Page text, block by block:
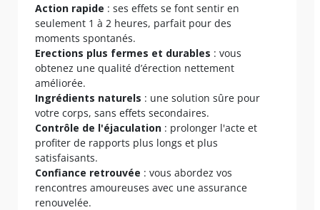
Action rapide : ses effets se font sentir en
seulement 1 à 2 heures, parfait pour des
moments spontanés.
Erections plus fermes et durables : vous
obtenez une qualité d’érection nettement
améliorée.
Ingrédients naturels : une solution sûre pour
votre corps, sans effets secondaires.
Contrôle de l'éjaculation : prolonger l'acte et
profiter de rapports plus longs et plus
satisfaisants.
Confiance retrouvée : vous abordez vos
rencontres amoureuses avec une assurance
renouvelée.